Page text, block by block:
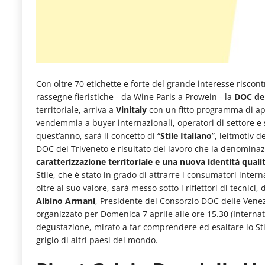
sul
mondo
dell'alimentazione,
dei
consumi
fuoricasa,
del
Food
Service
e
Con oltre 70 etichette e forte del grande interesse
rassegne fieristiche - da Wine Paris a Prowein - la DOC
territoriale, arriva a Vinitaly con un fitto programma di
vendemmia a buyer internazionali, operatori di settore
quest’anno, sarà il concetto di “Stile Italiano”, leitmotiv
DOC del Triveneto e risultato del lavoro che la
caratterizzazione territoriale e una nuova identità
Stile, che è stato in grado di attrarre i consumatori
oltre al suo valore, sarà messo sotto i riflettori di
Albino Armani, Presidente del Consorzio DOC delle
organizzato per Domenica 7 aprile alle ore 15.30
degustazione, mirato a far comprendere ed esaltare lo
grigio di altri paesi del mondo.